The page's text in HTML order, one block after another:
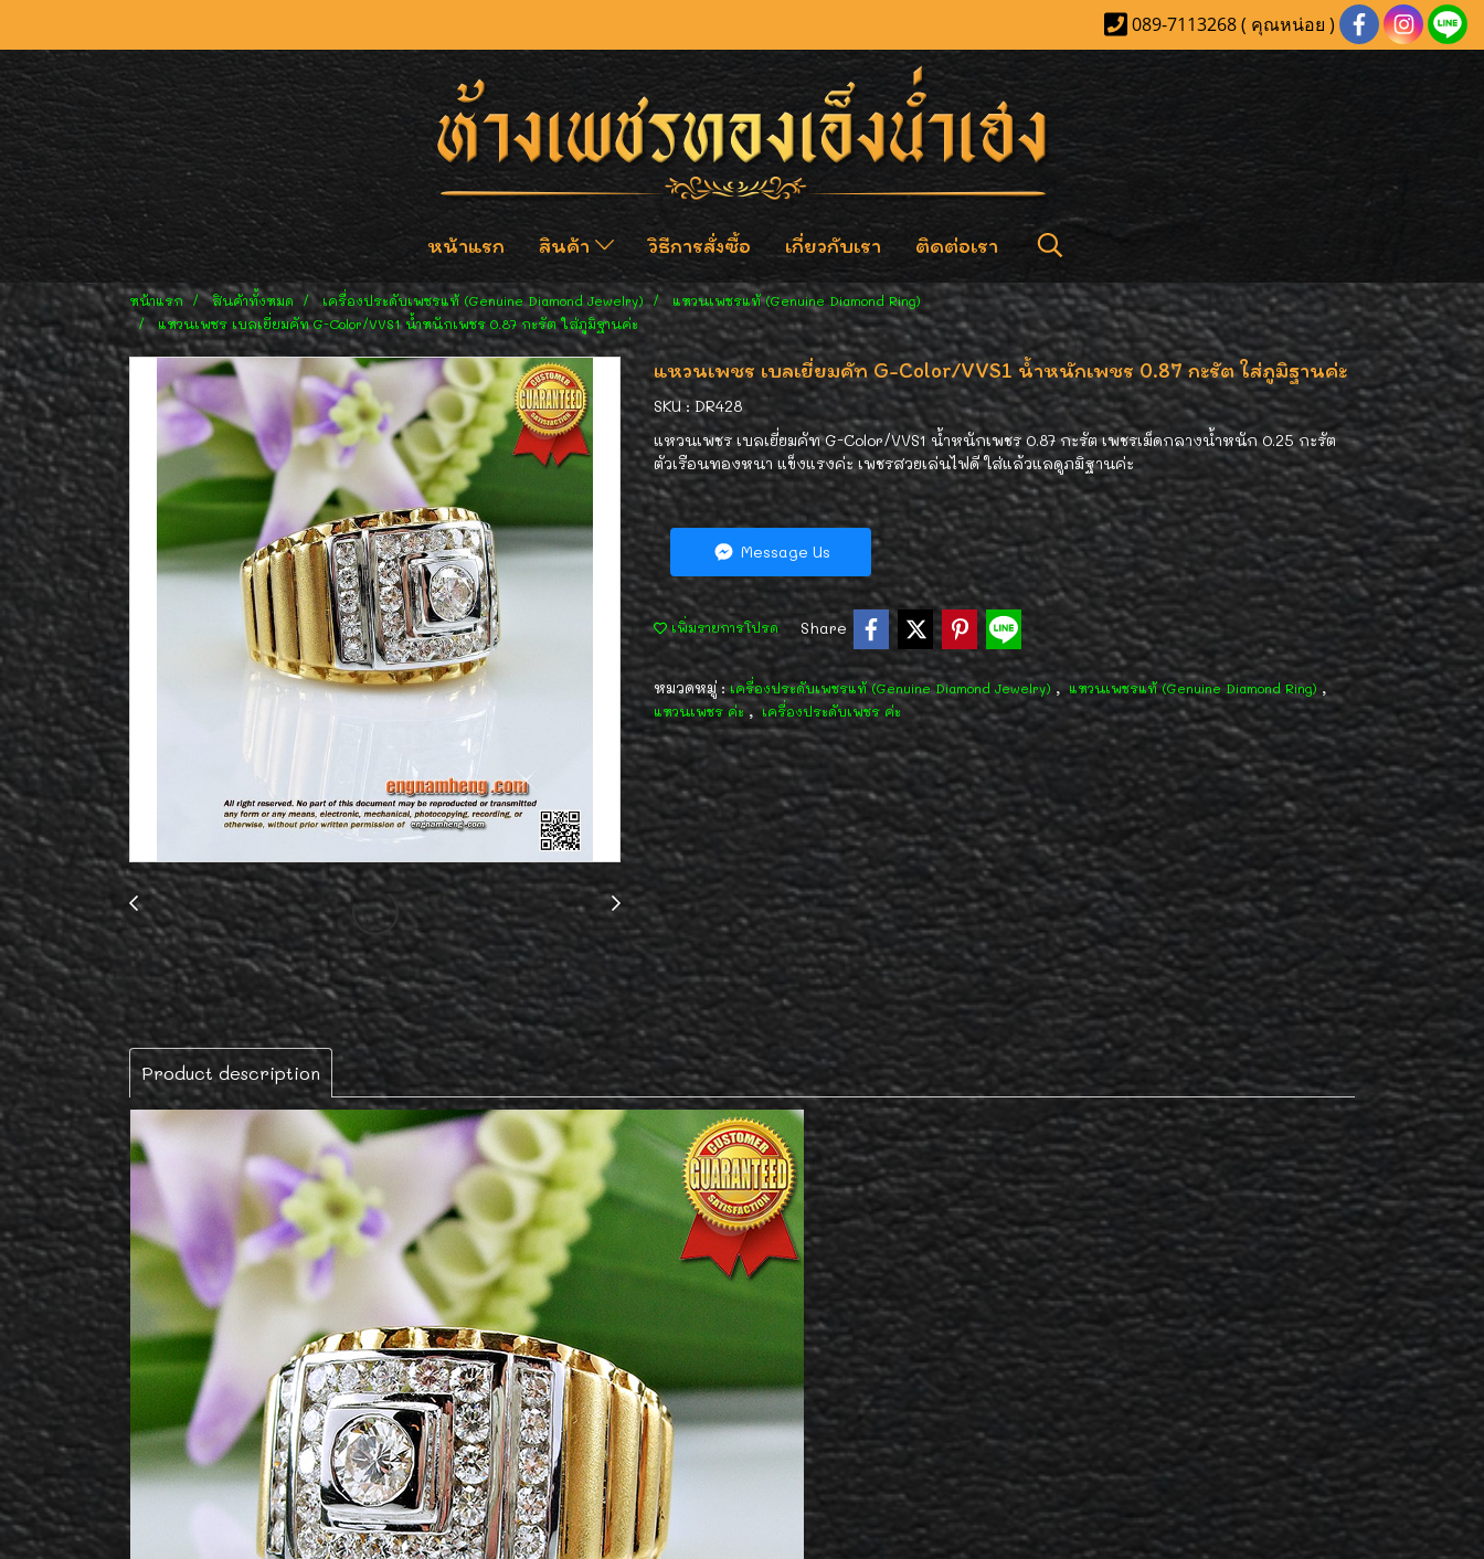
089-7113268 ( คุณหน่อย )
หน้าแรก สินค้า วิธีการสั่งซื้อ เกี่ยวกับเรา ติดต่อเรา
หน้าแรก สินค้าทั้งหมด เครื่องประดับเพชรแท้ (Genuine Diamond Jewelry)
แหวนเพชรแท้ (Genuine Diamond Ring)
แหวนเพชร เบลเยี่ยมคัท G-Color/VVS1 น้ำหนักเพชร 0.87 กะรัต ใส่ภูมิฐานค่ะ
แหวนเพชร เบลเยี่ยมคัท G-Color/VVS1 น้ำหนักเพชร 0.87 กะรัต ใส่ภูมิฐานค่ะ
SKU : DR428
แหวนเพชร เบลเยี่ยมคัท G-Color/VVS1 น้ำหนักเพชร 0.87 กะรัต เพชรเม็ดกลางน้ำหนัก 0.25 กะรัต
ตัวเรือนทองหนา แข็งแรงค่ะ เพชรสวยเล่นไฟดี ใส่แล้วแลดูภมิฐานค่ะ
Message Us
เพิ่มรายการโปรด Share
หมวดหมู่ :เครื่องประดับเพชรแท้ (Genuine Diamond Jewelry) , แหวนเพชรแท้ (Genuine Diamond Ring) ,
แหวนเพชร ค่ะ , เครื่องประดับเพชร ค่ะ
Product description